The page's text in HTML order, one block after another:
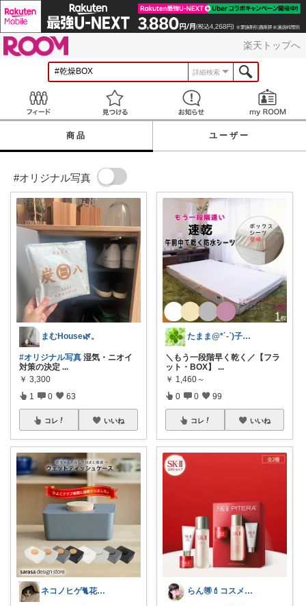
楽天トップへ
詳細検索
見つける お知らせ
商品 ユーザー
#オリジナル写真
まむHouse🌿。
#オリジナル写真 湿気・ニオイ
対策の決定 ...
￥ 3,300
1 0 63
コレ いいね
ネコノヒゲ🐈花好きオタクの庭🪴
たまま@*´-`)子ども用品/日用品
＼もう一段階早く乾く／【フラ
ット・BOX】
...
￥ 1,460～
0 0 99
コレ いいね
らん🉐💄コスメ&ファッション👗✨